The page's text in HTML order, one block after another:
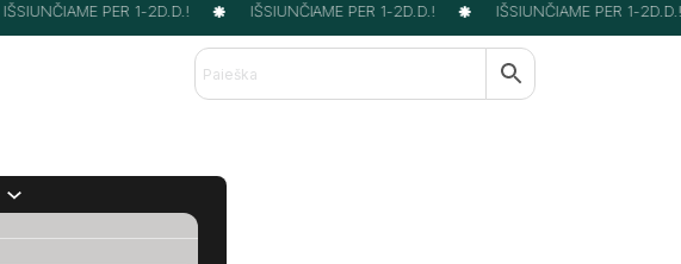
IŠSIUNČIAME PER 1-2D.D.! IŠSIUNČIAME PER 1-2D.D.! IŠSIUNČIAME PER 1-2D.D.!